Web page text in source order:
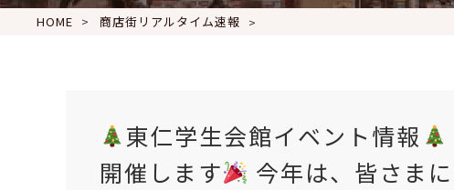
HOME 商店街リアルタイム速報
東仁学生会館イベント情報
開催します
今年は、皆さま